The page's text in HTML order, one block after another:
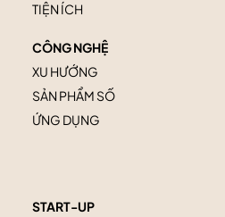
TIỆN ÍCH
CÔNG NGHỆ
XU HƯỚNG
SẢN PHẨM SỐ
ỨNG DỤNG
START-UP